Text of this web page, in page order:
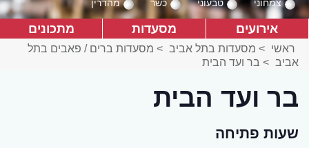
צמחוני טבעוני כשר מהדרין
אירועים מסעדות מתכונים
ראשי > מסעדות בתל אביב > מסעדות ברים / פאבים בתל
אביב > בר ועד הבית
בר ועד הבית
שעות פתיחה